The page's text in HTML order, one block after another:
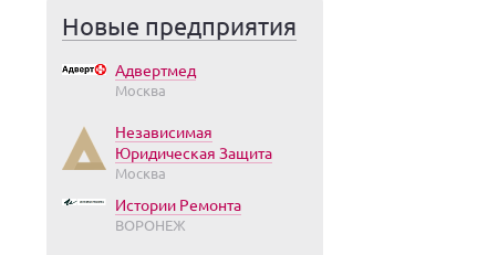
Новые предприятия
Адвертмед
Москва
Независимая
Юридическая Защита
Москва
Истории Ремонта
ВОРОНЕЖ